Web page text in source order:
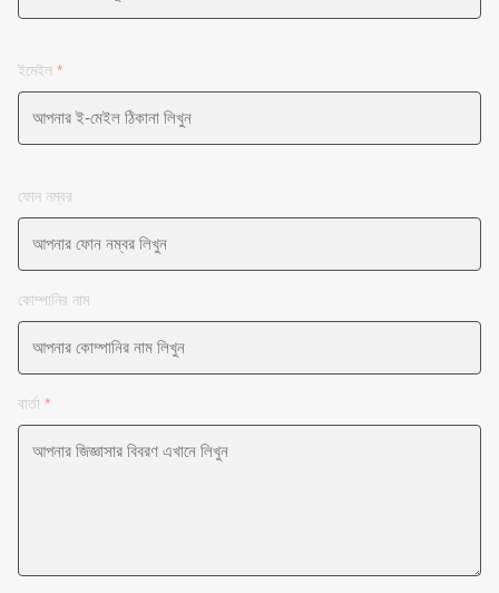
ইমেইল *
ফোন নম্বর
কোম্পানির নাম
বার্তা *